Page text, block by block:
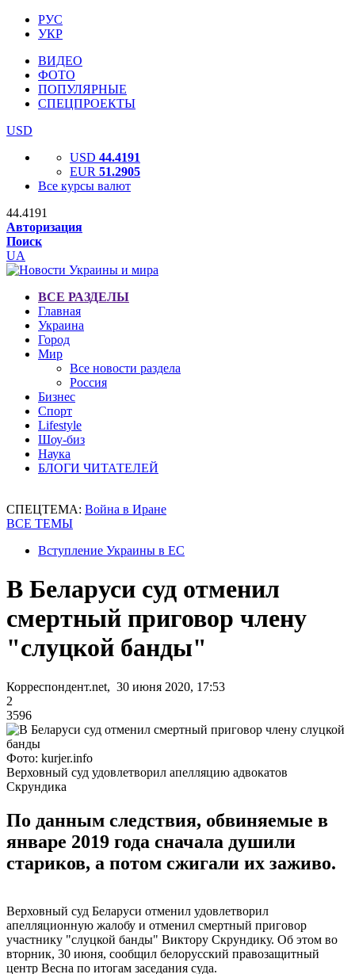
РУС
УКР
ВИДЕО
ФОТО
ПОПУЛЯРНЫЕ
СПЕЦПРОЕКТЫ
USD
USD 44.4191
EUR 51.2905
Все курсы валют
44.4191
Авторизация
Поиск
UA
ВСЕ РАЗДЕЛЫ
Главная
Украина
Город
Мир
Все новости раздела
Россия
Бизнес
Спорт
Lifestyle
Шоу-биз
Наука
БЛОГИ ЧИТАТЕЛЕЙ
СПЕЦТЕМА: Война в Иране
ВСЕ ТЕМЫ
Вступление Украины в ЕС
В Беларуси суд отменил
смертный приговор члену
"слуцкой банды"
Корреспондент.net, 30 июня 2020, 17:53
2
3596
Фото: kurjer.info
Верховный суд удовлетворил апелляцию адвокатов
Скрундика
По данным следствия, обвиняемые в
январе 2019 года сначала душили
стариков, а потом сжигали их заживо.
Верховный суд Беларуси отменил удовлетворил
апелляционную жалобу и отменил смертный приговор
участнику "слуцкой банды" Виктору Скрундику. Об этом во
вторник, 30 июня, сообщил белорусский правозащитный
центр Весна по итогам заседания суда.